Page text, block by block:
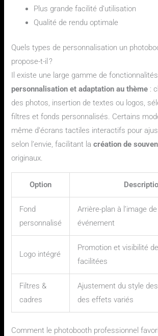
Plus grande facilité d’utilisation
Qualité de rendu optimale
Quels types de personnalisation un
propose-t-il ?
Il existe une large gamme de
personnalisation et adaptation au thème :
des photos, insertion de textes ou logos,
filtres et fonds personnalisés. Certains
même d’écrans tactiles interactifs pour
selon l’envie, facilitant lacréation de
originaux.
Option
Fond
personnalisé
Arrière-plan à l’image
événement
Logo intégré
Promotion et visibilité
facilitées
Filtres &
cadres
Ajustement du style
des effets variés
Comment le photobooth professionnel